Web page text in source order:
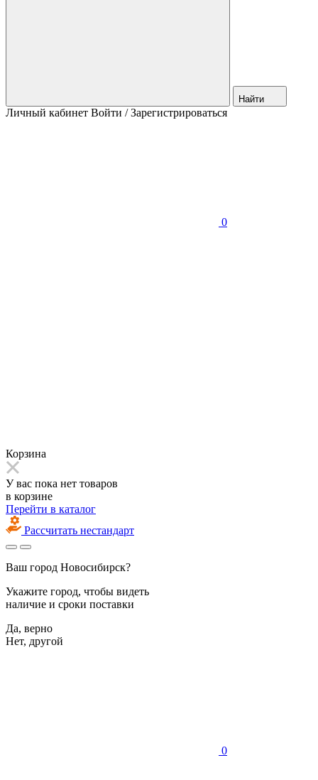
Найти
Личный кабинет Войти / Зарегистрироваться
0
Корзина
У вас пока нет товаров
в корзине
Перейти в каталог
Рассчитать нестандарт
Ваш город Новосибирск?
Укажите город, чтобы видеть
наличие и сроки поставки
Да, верно
Нет, другой
0